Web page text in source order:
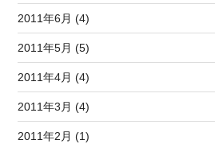
2011年6月 (4)
2011年5月 (5)
2011年4月 (4)
2011年3月 (4)
2011年2月 (1)